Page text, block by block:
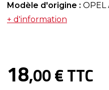
Modèle d'origine : OPEL
+ d'information
18,00 € TTC